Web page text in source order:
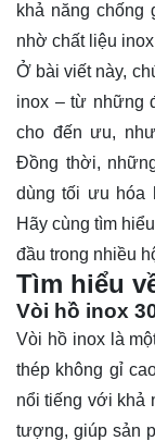
khả năng chống
nhờ chất liệu
Ở bài viết này,
inox – từ những
cho đến ưu,
Đồng thời,
dùng tối ưu hóa
Hãy cùng tìm
đầu trong nhiều
Tìm hiểu
Vòi hồ inox
Vòi hồ inox là
thép không gỉ
nổi tiếng với khả
tượng, giúp sản